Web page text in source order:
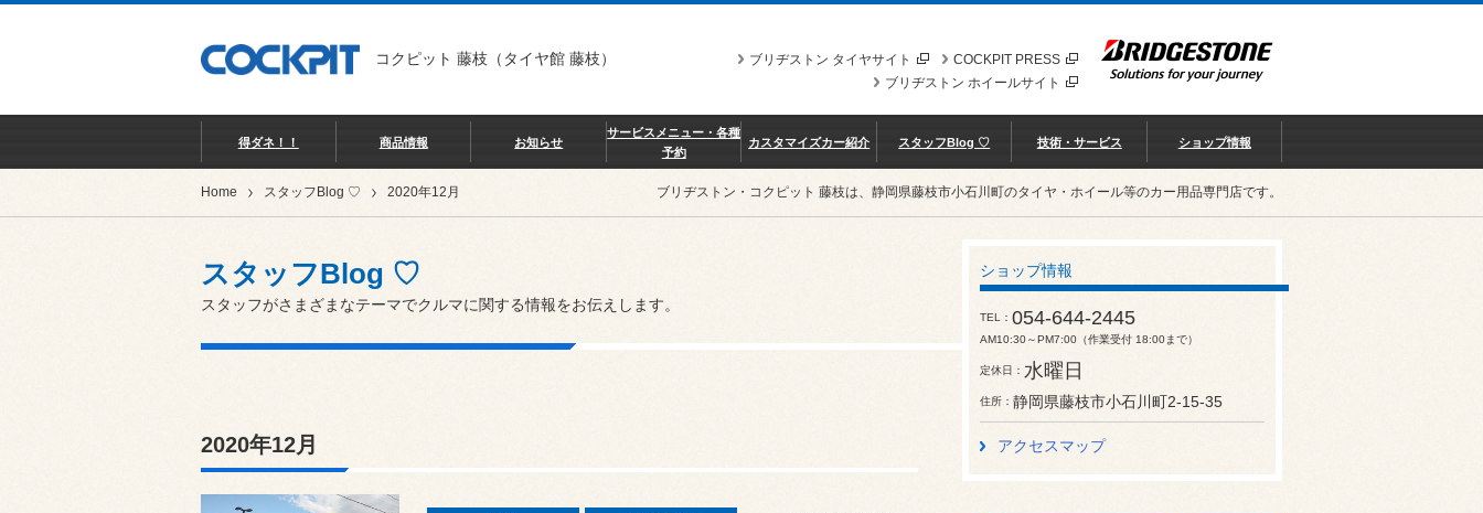
コクピット 藤枝（タイヤ館 藤枝） COCKPIT PRESS
ブリヂストン タイヤサイト
ブリヂストン ホイールサイト
得ダネ！！ 商品情報 お知らせ
サービスメニュー・各種
予約
カスタマイズカー紹介 スタッフBlog ♡ 技術・サービス ショップ情報
Home スタッフBlog ♡ 2020年12月 ブリヂストン・コクピット 藤枝は、静岡県藤枝市小石川町のタイヤ・ホイール等のカー用品専門店です。
スタッフBlog ♡
スタッフがさまざまなテーマでクルマに関する情報をお伝えします。
2020年12月
ショップ情報
TEL 054-644-2445
AM10:30～PM7:00（作業受付 18:00まで）
定休日 水曜日
住所 静岡県藤枝市小石川町2-15-35
アクセスマップ